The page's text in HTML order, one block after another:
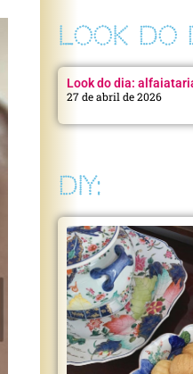
LOOK DO
Look do dia:
27 de abril de 2026
DIY: